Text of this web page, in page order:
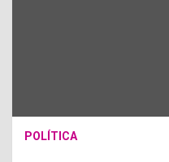
POLÍTICA